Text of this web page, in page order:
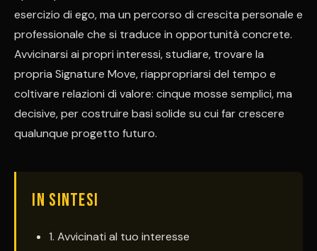
esercizio di ego, ma un percorso di crescita personale e
professionale che si traduce in opportunità concrete.
Avvicinarsi ai propri interessi, studiare, trovare la
propria Signature Move, riappropriarsi del tempo e
coltivare relazioni di valore: cinque mosse semplici, ma
decisive, per costruire basi solide su cui far crescere
qualunque progetto futuro.
IN SINTESI
1. Avvicinati al tuo interesse